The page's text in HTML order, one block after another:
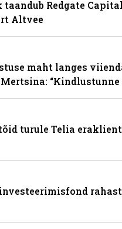
Redgate
Altvee
maht langes
turule Telia